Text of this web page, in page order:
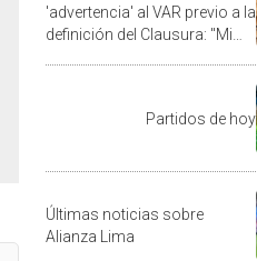
'advertencia' al VAR previo a la
definición del Clausura: "Mi
Partidos de hoy
Últimas noticias sobre
Alianza Lima